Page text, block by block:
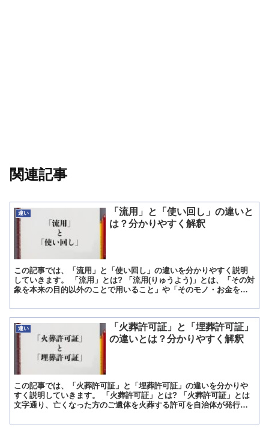
関連記事
違い
「流用」と「使い回し」の違いと
は？分かりやすく解釈
この記事では、「流用」と「使い回し」の違いを分かりやすく説明
していきます。 「流用」とは? 「流用(りゅうよう)」とは、「その対
象を本来の目的以外のことで用いること」や「そのモノ・お金を決
違い
「火葬許可証」と「埋葬許可証」
の違いとは？分かりやすく解釈
この記事では、「火葬許可証」と「埋葬許可証」の違いを分かりや
すく説明していきます。 「火葬許可証」とは? 「火葬許可証」とは
文字通り、亡くなった方のご遺体を火葬する許可を自治体が発行す